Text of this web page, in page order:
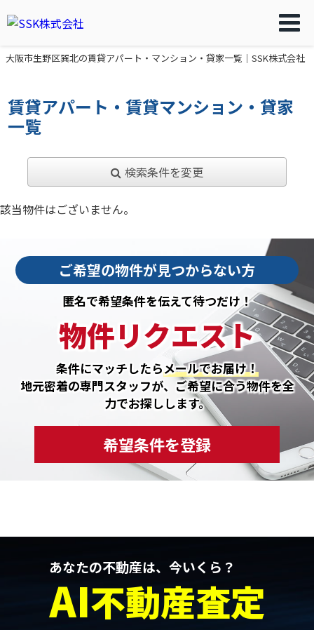
大阪市生野区巽北の賃貸アパート・マンション・貸家一覧｜SSK株式会社
賃貸アパート・賃貸マンション・貸家
一覧
検索条件を変更
該当物件はございません。
ご希望の物件が見つからない方
匿名で希望条件を伝えて待つだけ！
物件リクエスト
条件にマッチしたらメールでお届け！
地元密着の専門スタッフが、ご希望に合う物件を全
力でお探しします。
希望条件を登録
あなたの不動産は、今いくら？
AI不動産査定